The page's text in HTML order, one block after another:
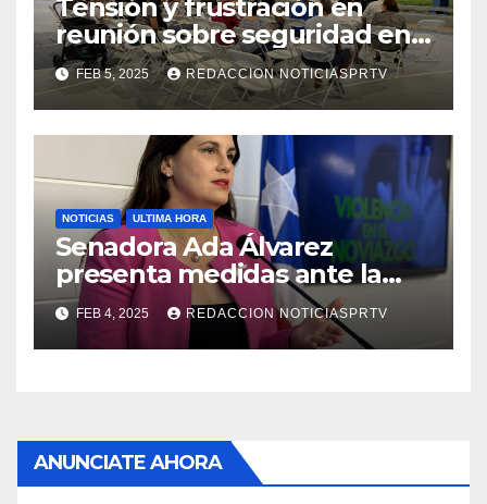
Tensión y frustración en
reunión sobre seguridad en
Reparto Metropolitano
FEB 5, 2025 REDACCION NOTICIASPRTV
NOTICIAS ULTIMA HORA
Senadora Ada Álvarez
presenta medidas ante la
violencia en el noviazgo
FEB 4, 2025 REDACCION NOTICIASPRTV
ANUNCIATE AHORA